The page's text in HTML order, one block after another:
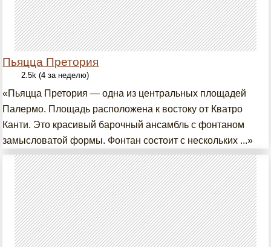
Пьяцца Претория
2.5k (4 за неделю)
«Пьяцца Претория — одна из центральных площадей
Палермо. Площадь расположена к востоку от Кватро
Канти. Это красивый барочный ансамбль с фонтаном
замысловатой формы. Фонтан состоит с нескольких ...»